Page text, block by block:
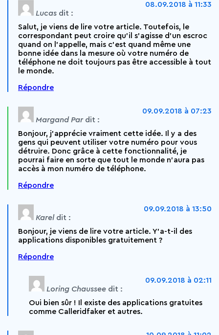
Lucas dit :
08.09.2018 à 11:33
Salut, je viens de lire votre article. Toutefois, le
correspondant peut croire qu’il s’agisse d’un escroc
quand on l’appelle, mais c’est quand même une
bonne idée dans la mesure où votre numéro de
téléphone ne doit toujours pas être accessible à tout
le monde.
Répondre
Margand Par dit :
09.09.2018 à 07:23
Bonjour, j’apprécie vraiment cette idée. Il y a des
gens qui peuvent utiliser votre numéro pour vous
détruire. Donc grâce à cette fonctionnalité, je
pourrai faire en sorte que tout le monde n’aura pas
accès à mon numéro de téléphone.
Répondre
Karel dit :
09.09.2018 à 13:50
Bonjour, je viens de lire votre article. Y’a-t-il des
applications disponibles gratuitement ?
Répondre
Loring Chaussee dit :
09.09.2018 à 02:11
Oui bien sûr ! Il existe des applications gratuites
comme Calleridfaker et autres.